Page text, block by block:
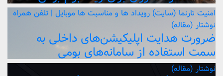
امنیتتارنما (سایت) رویداد ها و مناسبت ها موبایل | تلفن همراه
نوشتار (مقاله)
ضرورت هدایت اپلیکیشن‌های داخلی به
سمت استفاده از سامانه‌های بومی
نوشتار (مقاله)